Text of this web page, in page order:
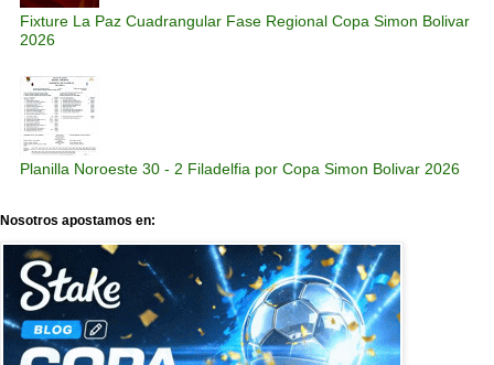
Fixture La Paz Cuadrangular Fase Regional Copa Simon Bolivar
2026
Planilla Noroeste 30 - 2 Filadelfia por Copa Simon Bolivar 2026
Nosotros apostamos en: